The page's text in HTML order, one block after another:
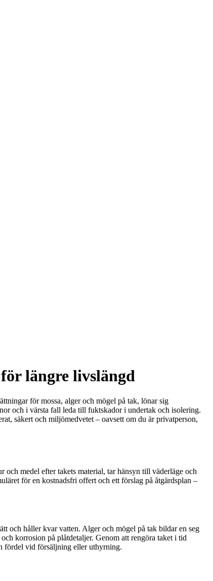
längre livslängd
för mossa, alger och mögel på tak, lönar sig
och i värsta fall leda till fuktskador i undertak och isolering.
säkert och miljömedvetet – oavsett om du är privatperson,
medel efter takets material, tar hänsyn till väderläge och
för en kostnadsfri offert och ett förslag på åtgärdsplan –
och håller kvar vatten. Alger och mögel på tak bildar en seg
korrosion på plåtdetaljer. Genom att rengöra taket i tid
fördel vid försäljning eller uthyrning.